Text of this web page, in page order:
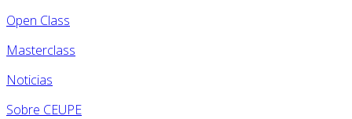
Open Class
Masterclass
Noticias
Sobre CEUPE